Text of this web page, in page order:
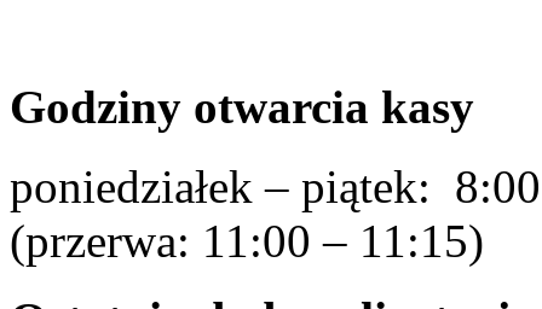
Godziny otwarcia kasy
poniedziałek – piątek:
(przerwa: 11:00 – 11:15)